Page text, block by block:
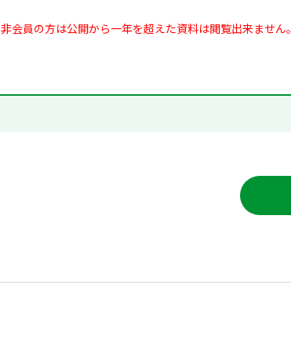
非会員の方は公開から一年を超えた資料は閲覧出来ません。